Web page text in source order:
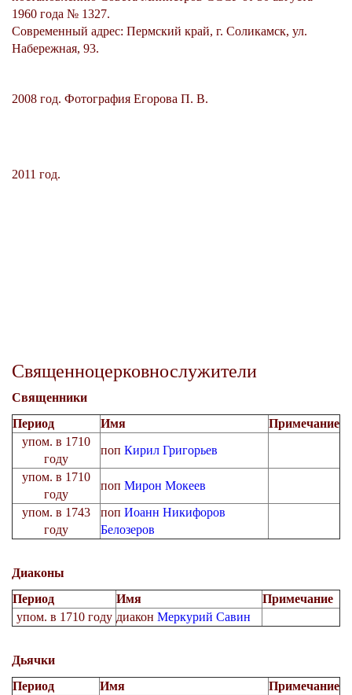
1960 года № 1327.
Современный адрес: Пермский край, г. Соликамск, ул.
Набережная, 93.
2008 год. Фотография Егорова П. В.
2011 год.
Священноцерковнослужители
Священники
Период
Имя
Примечание
упом. в 1710
году
поп Кирил Григорьев
упом. в 1710
году
поп Мирон Мокеев
упом. в 1743
году
поп Иоанн Никифоров
Белозеров
Диаконы
Период
Имя
Примечание
упом. в 1710 году диакон Меркурий Савин
Дьячки
Период
Имя
Примечание